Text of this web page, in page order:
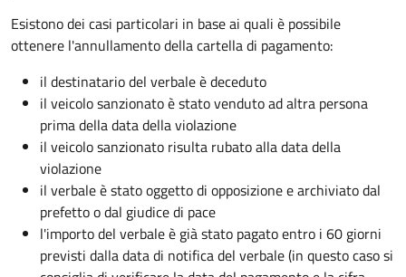
Esistono dei casi particolari in base ai quali è possibile
ottenere l'annullamento della cartella di pagamento:
il destinatario del verbale è deceduto
il veicolo sanzionato è stato venduto ad altra persona
prima della data della violazione
il veicolo sanzionato risulta rubato alla data della
violazione
il verbale è stato oggetto di opposizione e archiviato dal
prefetto o dal giudice di pace
l'importo del verbale è già stato pagato entro i 60 giorni
previsti dalla data di notifica del verbale (in questo caso si